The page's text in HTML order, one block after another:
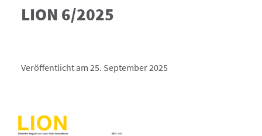
LION 6/2025
Veröffentlicht am 25. September 2025